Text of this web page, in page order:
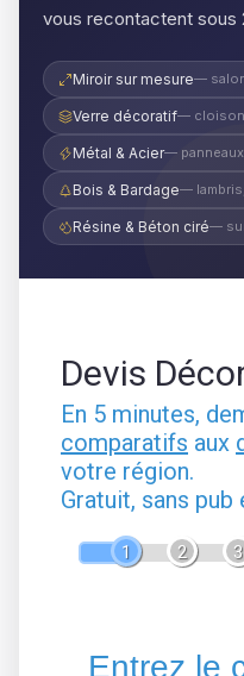
vous recontactent sous
Miroir sur mesure—
Verre décoratif—
Métal & Acier—
Bois & Bardage—
Résine & Béton ciré—
Devis
En 5 minutes,
comparatifs aux
votre région.
Gratuit, sans pub
1 2 3
Entrez le